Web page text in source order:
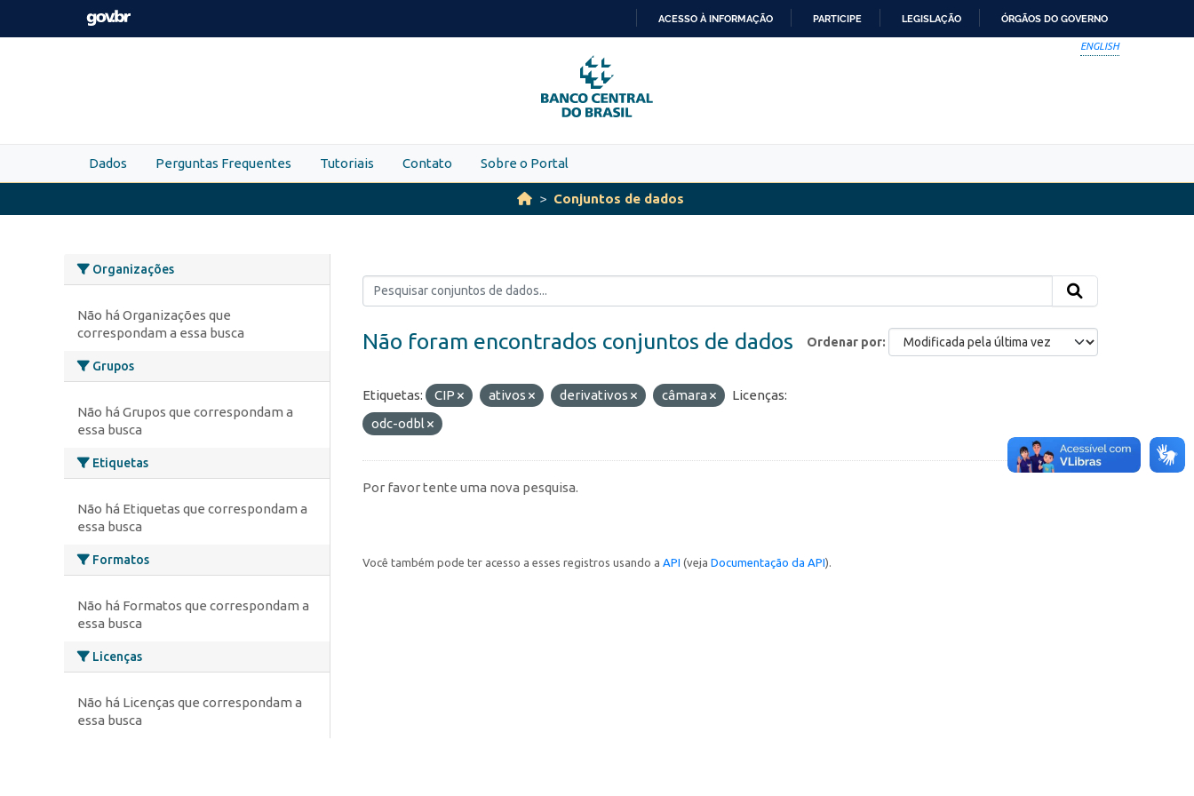
Skip to main content
PARA
O
CONTEÚDO
ACESSO À INFORMAÇÃO PARTICIPE LEGISLAÇÃO ÓRGÃOS DO GOVERNO
ENGLISH
Dados Perguntas Frequentes Tutoriais Contato Sobre o Portal
Conjuntos de dados
Organizações
Não há Organizações que
correspondam a essa busca
Grupos
Não há Grupos que correspondam a
essa busca
Etiquetas
Não há Etiquetas que correspondam a
essa busca
Formatos
Não há Formatos que correspondam a
essa busca
Licenças
Não há Licenças que correspondam a
essa busca
Ordenar por
Não foram encontrados conjuntos de dados
Etiquetas: CIP ativos derivativos câmara
Licenças:
odc-odbl
Por favor tente uma nova pesquisa.
Você também pode ter acesso a esses registros usando a API (veja Documentação da API).